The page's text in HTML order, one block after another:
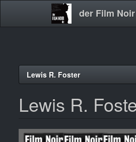
der Film Noir
Main
Lewis R. Foster
Lewis R.